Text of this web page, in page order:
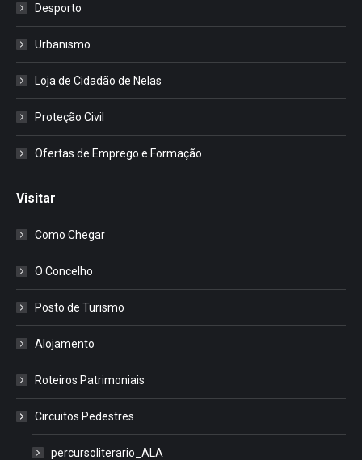
Desporto
Urbanismo
Loja de Cidadão de Nelas
Proteção Civil
Ofertas de Emprego e Formação
Visitar
Como Chegar
O Concelho
Posto de Turismo
Alojamento
Roteiros Patrimoniais
Circuitos Pedestres
percursoliterario_ALA